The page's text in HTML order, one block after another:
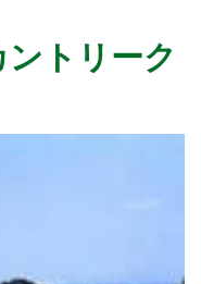
トリーク